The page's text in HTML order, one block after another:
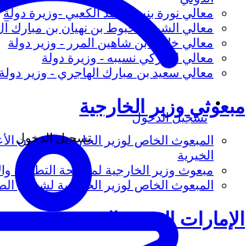
معالي نورة بنت محمد الكعبي -وزيرة دولة
معالي الشيخ شخبوط بن نهيان بن مبارك
معالي خليفة بن شاهين المرر - وزير دولة
معالي لانا زكي نسيبه - وزيرة دولة
معالي سعيد بن مبارك الهاجري - وزير دولة
مبعوثي وزير الخارجية
المبعوث الخاص لوزير الخارجية لشؤون
الخيرية
مبعوث وزير الخارجية لمكافحة التطرف
المبعوث الخاص لوزير الخارجية لشؤون
الإمارات العربية المتحدة
تسجيل الدخول
تسجيل الدخول